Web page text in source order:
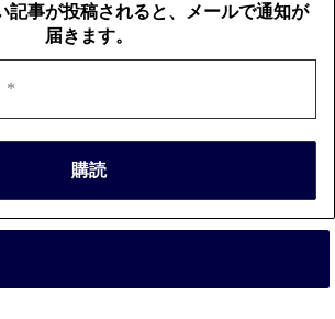
記事が投稿されると、メールで通知が
届きます。